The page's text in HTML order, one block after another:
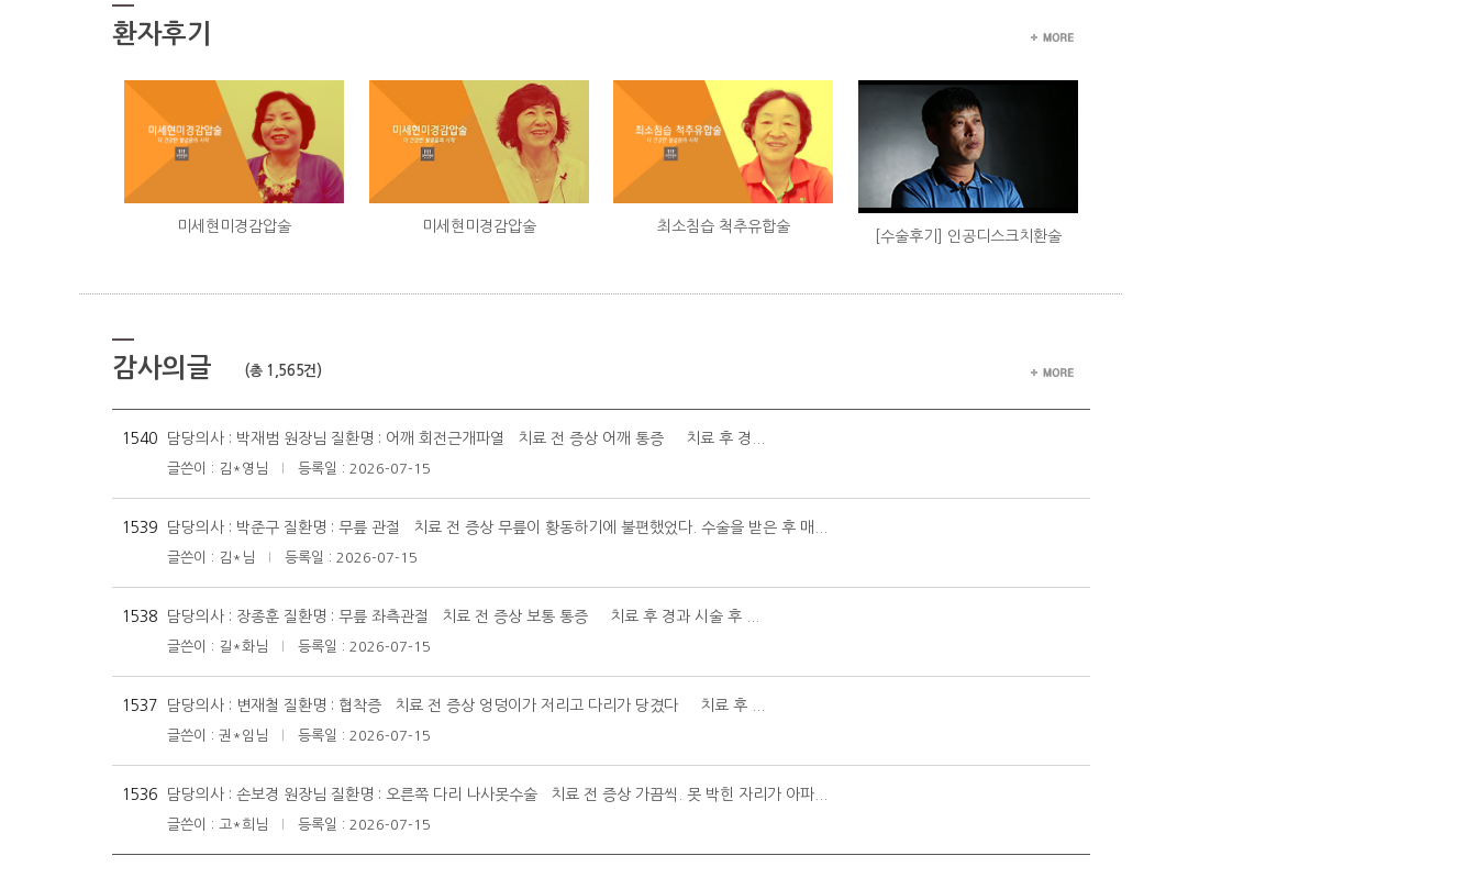
환자후기
미세현미경감압술 미세현미경감압술 최소침습 척추유합술
[수술후기] 인공디스크치환술
감사의글 (총 1,565건)
1540 담당의사 : 박재범 원장님 질환명 : 어깨 회전근개파열 치료 전 증상 어깨 통증 치료 후 경...
글쓴이 : 김*영님 등록일 : 2026-07-15
1539 담당의사 : 박준구 질환명 : 무릎 관절 치료 전 증상 무릎이 황동하기에 불편했었다. 수술을 받은 후 매...
글쓴이 : 김*님 등록일 : 2026-07-15
1538 담당의사 : 장종훈 질환명 : 무릎 좌측관절 치료 전 증상 보통 통증 치료 후 경과 시술 후 ...
글쓴이 : 길*화님 등록일 : 2026-07-15
1537 담당의사 : 변재철 질환명 : 협착증 치료 전 증상 엉덩이가 저리고 다리가 당겼다 치료 후 ...
글쓴이 : 권*임님 등록일 : 2026-07-15
1536 담당의사 : 손보경 원장님 질환명 : 오른쪽 다리 나사못수술 치료 전 증상 가끔씩. 못 박힌 자리가 아파...
글쓴이 : 고*희님 등록일 : 2026-07-15